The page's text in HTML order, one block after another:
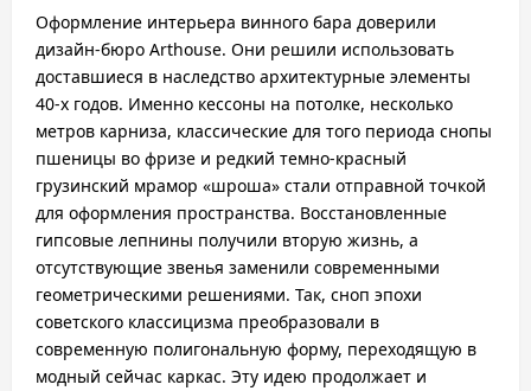
Оформление интерьера винного бара доверили
дизайн-бюро Arthouse. Они решили использовать
доставшиеся в наследство архитектурные элементы
40-х годов. Именно кессоны на потолке, несколько
метров карниза, классические для того периода снопы
пшеницы во фризе и редкий темно-красный
грузинский мрамор «шроша» стали отправной точкой
для оформления пространства. Восстановленные
гипсовые лепнины получили вторую жизнь, а
отсутствующие звенья заменили современными
геометрическими решениями. Так, сноп эпохи
советского классицизма преобразовали в
современную полигональную форму, переходящую в
модный сейчас каркас. Эту идею продолжает и